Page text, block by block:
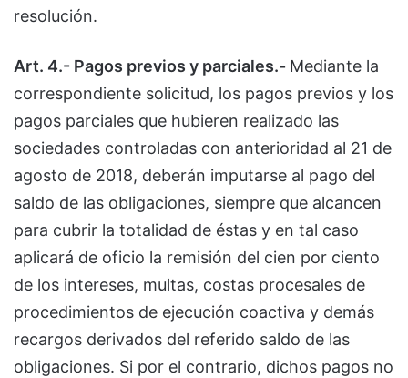
resolución.
Art. 4.- Pagos previos y parciales.- Mediante la
correspondiente solicitud, los pagos previos y los
pagos parciales que hubieren realizado las
sociedades controladas con anterioridad al 21 de
agosto de 2018, deberán imputarse al pago del
saldo de las obligaciones, siempre que alcancen
para cubrir la totalidad de éstas y en tal caso
aplicará de oficio la remisión del cien por ciento
de los intereses, multas, costas procesales de
procedimientos de ejecución coactiva y demás
recargos derivados del referido saldo de las
obligaciones. Si por el contrario, dichos pagos no